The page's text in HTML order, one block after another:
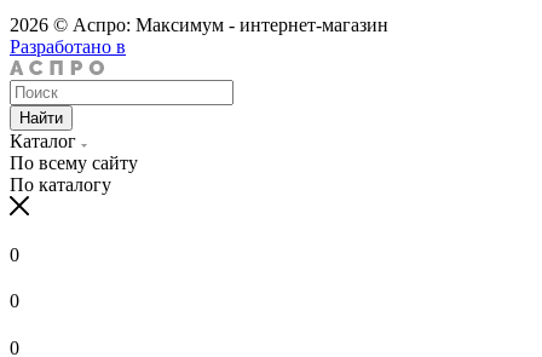
2026 © Аспро: Максимум - интернет-магазин
Разработано в
Найти
Каталог
По всему сайту
По каталогу
0
0
0